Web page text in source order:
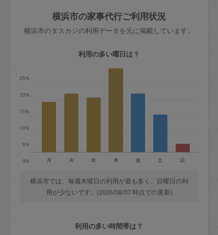
依頼者不在による当日キャンセル＝依頼
金額の100%＋交通費全額
※例：依頼日時／土曜日午前9時開始の場
50%
金曜日9時～土曜日8時まで＝依頼金額の
＋交通費全額
依頼者不在による当日キャンセル＝依頼
金額の100%＋交通費全額
定期契約をキャンセルする場合、毎週定
きた場合は損害保険の対象外となるので
ご注意ください。
玉、など
あわせてこちらも参照ください：初めて
はありますか？
横浜市の家事代行ご利用状況
横浜市のタスカジの利用データを元に掲載しています。
利用の多い曜日は？
0%
5%
10%
15%
20%
25%
月 火 水 木 金 土 日
横浜市では、毎週木曜日の利用が最も多く、日曜日の利
用が少ないです。(2026/08/07 時点での更新)
利用の多い時間帯は？